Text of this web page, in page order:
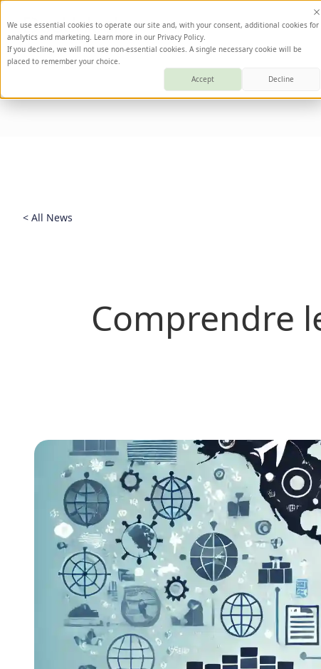
We use essential cookies to operate our site and, with your consent, additional cookies for
analytics and marketing. Learn more in our Privacy Policy.
If you decline, we will not use non-essential cookies. A single necessary cookie will be
placed to remember your choice.
Accept
Decline
< All News
Comprendre